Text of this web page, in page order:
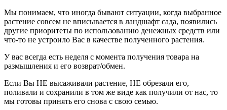
Мы понимаем, что иногда бывают ситуации, когда выбранное
растение совсем не вписывается в ландшафт сада, появились
другие приоритеты по использованию денежных средств или
что-то не устроило Вас в качестве полученного растения.
У вас всегда есть неделя с момента получения товара на
размышления и его возврат/обмен.
Если Вы НЕ высаживали растение, НЕ обрезали его,
поливали и сохранили в том же виде как получили от нас, то
мы готовы принять его снова с свою семью.